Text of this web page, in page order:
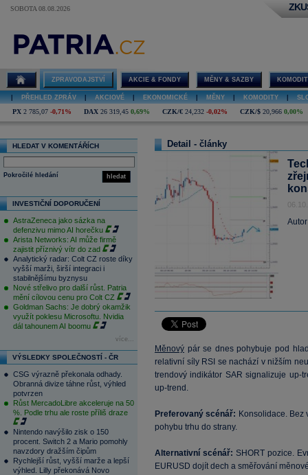
SOBOTA 08.08.2026
ZPRAVODAJSTVÍ AKCIE & FONDY MĚNY & SAZBY
PŘEHLED ZPRÁV AKCIOVÉ EKONOMICKÉ MĚNY KOMODITY
PX 2 785,07 -0,71% DAX 26 319,45 0,69% CZK/€ 24,232 -0,02% CZK/$ 20,966 0,00%
HLEDAT V KOMENTÁŘÍCH
hledat
Pokročilé hledání
INVESTIČNÍ DOPORUČENÍ
AstraZeneca jako sázka na
defenzivu mimo AI horečku
Arista Networks: AI může firmě
zajistit příznivý vítr do zad
Analytický radar: Colt CZ roste díky
vyšší marži, širší integraci i
stabilnějšímu byznysu
Nové střelivo pro další růst. Patria
mění cílovou cenu pro Colt CZ
Goldman Sachs: Je dobrý okamžik
využít poklesu Microsoftu. Nvidia
dál tahounem AI boomu
více...
VÝSLEDKY SPOLEČNOSTÍ - ČR
CSG výrazně překonala odhady.
Obranná divize táhne růst, výhled
potvrzen
Růst MercadoLibre akceleruje na 50
%. Podle trhu ale roste příliš draze
Nintendo navýšilo zisk o 150
procent. Switch 2 a Mario pomohly
navzdory dražším čipům
Rychlejší růst, vyšší marže a lepší
výhled. Lilly překonává Novo
Detail - články
Měnový pár se dnes pohybuje pod
relativní síly RSI se nachází v nižším
trendový indikátor SAR signalizuje up-
up-trend.
Preferovaný scénář: Konsolidace. Bez
pohybu trhu do strany.
Alternativní scénář:SHORT pozice.
EURUSD dojít dech a směřování